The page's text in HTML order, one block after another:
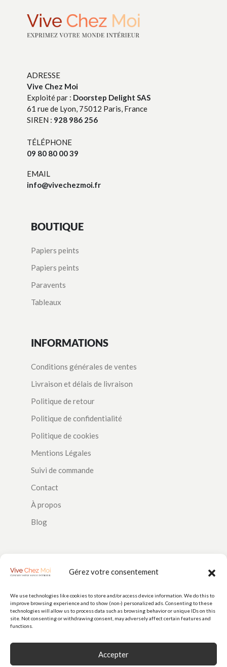
Gérez votre consentement
We use technologies like cookies to store and/or access device information. We do this to
improve browsing experience and to show (non-) personalized ads. Consenting to these
technologies will allow us to process data such as browsing behavior or unique IDs on this
site. Not consenting or withdrawing consent, may adversely affect certain features and
functions.
Accepter
ADRESSE
Vive Chez Moi
Exploité par : Doorstep Delight SAS
61 rue de Lyon, 75012 Paris, France
SIREN : 928 986 256
TÉLÉPHONE
09 80 80 00 39
EMAIL
info@vivechezmoi.fr
BOUTIQUE
Papiers peints
Papiers peints
Paravents
Tableaux
INFORMATIONS
Conditions générales de ventes
Livraison et délais de livraison
Politique de retour
Politique de confidentialité
Politique de cookies
Mentions Légales
Suivi de commande
Contact
À propos
Blog
PAIEMENTS